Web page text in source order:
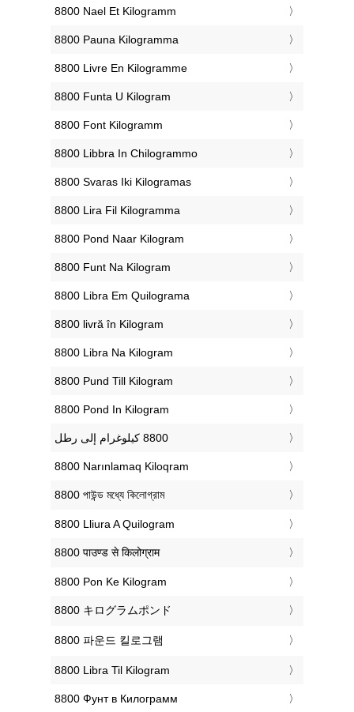
‎8800 Nael Et Kilogramm
‎8800 Pauna Kilogramma
‎8800 Livre En Kilogramme
‎8800 Funta U Kilogram
‎8800 Font Kilogramm
‎8800 Libbra In Chilogrammo
‎8800 Svaras Iki Kilogramas
‎8800 Lira Fil Kilogramma
‎8800 Pond Naar Kilogram
‎8800 Funt Na Kilogram
‎8800 Libra Em Quilograma
‎8800 livră în Kilogram
‎8800 Libra Na Kilogram
‎8800 Pund Till Kilogram
‎8800 Pond In Kilogram
‎8800 Narınlamaq Kiloqram
‎8800 পাউন্ড মধ্যে কিলোগ্রাম
‎8800 Lliura A Quilogram
‎8800 पाउण्ड से किलोग्राम
‎8800 Pon Ke Kilogram
‎8800 キログラムポンド
‎8800 파운드 킬로그램
‎8800 Libra Til Kilogram
‎8800 Фунт в Килограмм